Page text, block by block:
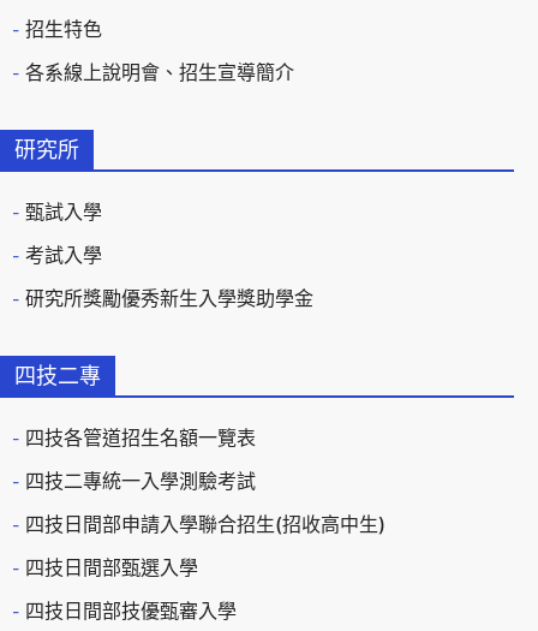
招生特色
各系線上說明會、招生宣導簡介
研究所
甄試入學
考試入學
研究所獎勵優秀新生入學獎助學金
四技二專
四技各管道招生名額一覽表
四技二專統一入學測驗考試
四技日間部申請入學聯合招生(招收高中生)
四技日間部甄選入學
四技日間部技優甄審入學